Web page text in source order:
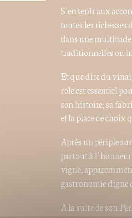
S’en tenir aux
toutes les richesses
dans une multitude
traditionnelles ou
Et que dire du
rôle est essentiel
son histoire, sa
et la place de choix
Après un périple
partout à
vigne,
gastronomie digne
À la suite de son